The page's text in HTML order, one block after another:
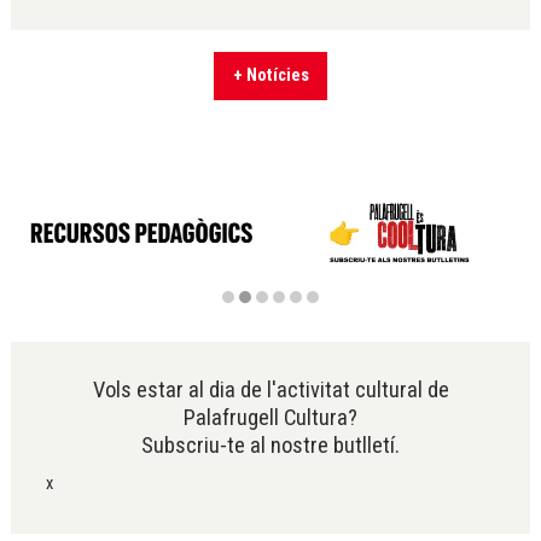
+ Notícies
Vols estar al dia de l'activitat cultural de
Palafrugell Cultura?
Subscriu-te al nostre butlletí.
x